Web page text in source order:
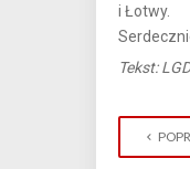
i Łotwy.
Tekst: